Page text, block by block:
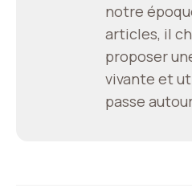
notre
articles, il
proposer
vivante et
passe